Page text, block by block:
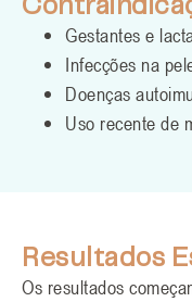
Gestantes e
Infecções na
Doenças
Uso recente de
Resultados
Os resultados